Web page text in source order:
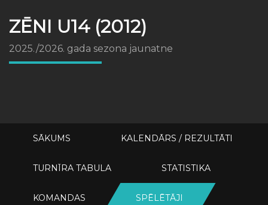
ZĒNI U14 (2012)
2025./2026. gada sezona jaunatne
SĀKUMS KALENDĀRS / REZULTĀTI
TURNĪRA TABULA STATISTIKA
KOMANDAS SPĒLĒTĀJI